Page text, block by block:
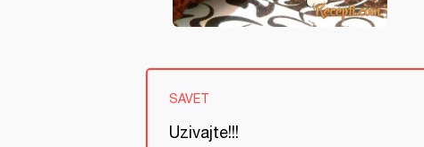
SAVET
Uzivajte!!!